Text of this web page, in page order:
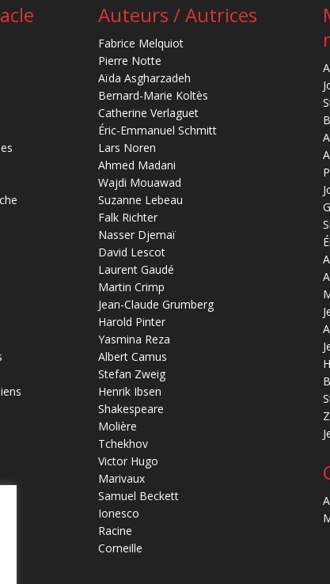
Auteurs / Autrices
Fabrice Melquiot
Pierre Notte
Aïda Asgharzadeh
Bernard-Marie Koltès
Catherine Verlaguet
Éric-Emmanuel Schmitt
Lars Noren
Ahmed Madani
Wajdi Mouawad
Suzanne Lebeau
Falk Richter
Nasser Djemaï
David Lescot
Laurent Gaudé
Martin Crimp
Jean-Claude Grumberg
Harold Pinter
Yasmina Reza
Albert Camus
Stefan Zweig
Henrik Ibsen
Shakespeare
Molière
Tchekhov
Victor Hugo
Marivaux
Samuel Beckett
Ionesco
Racine
Corneille